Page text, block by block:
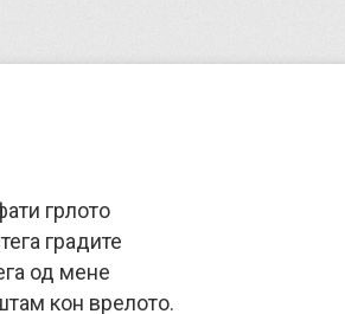
грлото
градите
од мене
кон врелото.